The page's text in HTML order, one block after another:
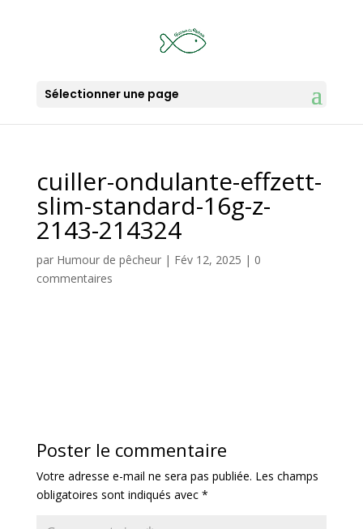
Sélectionner une page
cuiller-ondulante-effzett-
slim-standard-16g-z-
2143-214324
par Humour de pêcheur| Fév 12, 2025 | 0
commentaires
Poster le commentaire
Votre adresse e-mail ne sera pas publiée. Les champs
obligatoires sont indiqués avec *